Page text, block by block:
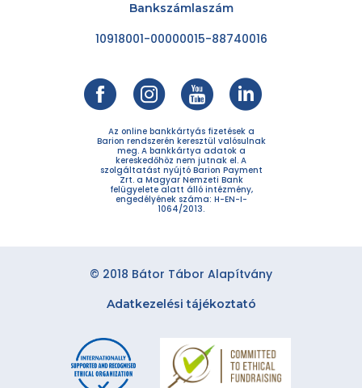
Bankszámlaszám
10918001-00000015-88740016
Az online bankkártyás fizetések a
Barion rendszerén keresztül valósulnak
meg. A bankkártya adatok a
kereskedőhöz nem jutnak el. A
szolgáltatást nyújtó Barion Payment
Zrt. a Magyar Nemzeti Bank
felügyelete alatt álló intézmény,
engedélyének száma: H-EN-I-
1064/2013.
© 2018 Bátor Tábor Alapítvány
Adatkezelési tájékoztató